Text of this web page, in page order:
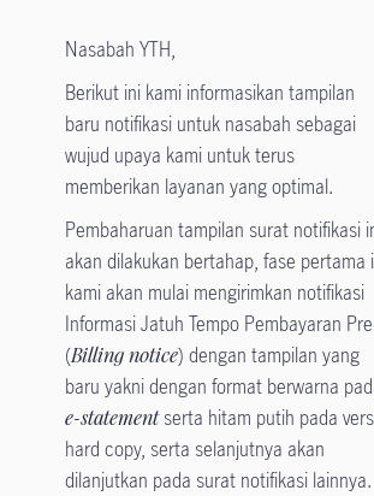
Nasabah YTH,
Berikut ini kami informasikan tampilan
baru notifikasi untuk nasabah sebagai
wujud upaya kami untuk terus
memberikan layanan yang optimal.
Pembaharuan tampilan surat notifikasi
akan dilakukan bertahap, fase pertama
kami akan mulai mengirimkan notifikasi
Informasi Jatuh Tempo Pembayaran
(Billing notice) dengan tampilan yang
baru yakni dengan format berwarna
e-statementserta hitam putih pada
hard copy, serta selanjutnya akan
dilanjutkan pada surat notifikasi lainnya.